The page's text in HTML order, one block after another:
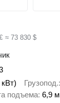
≈ 73 830 $
Грузопод.
подъема 6,9 м